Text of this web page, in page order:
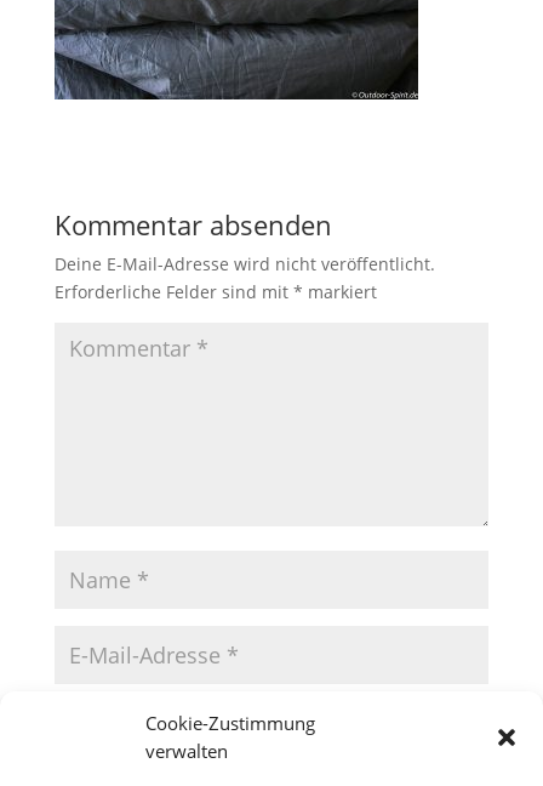
Cookie-Zustimmung
verwalten
Kommentar absenden
Deine E-Mail-Adresse wird nicht veröffentlicht.
Erforderliche Felder sind mit * markiert